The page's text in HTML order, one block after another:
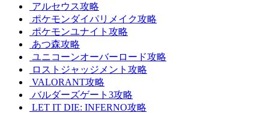
アルセウス攻略
ポケモンダイパリメイク攻略
ポケモンユナイト攻略
あつ森攻略
ユニコーンオーバーロード攻略
ロストジャッジメント攻略
VALORANT攻略
バルダーズゲート3攻略
LET IT DIE: INFERNO攻略